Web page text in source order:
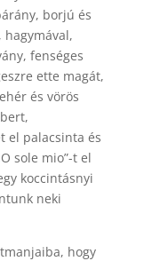
borjú és
fenséges
ette magát,
és vörös
el palacsinta és
sole mio”-t el
koccintásnyi
neki
hogy